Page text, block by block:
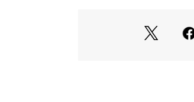
・大人カジュアルに重宝す